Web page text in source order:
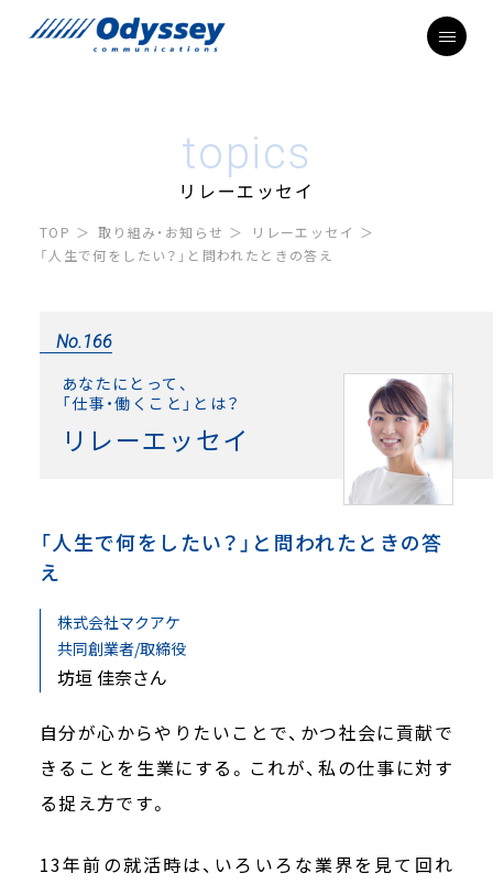
topics
リレーエッセイ
TOP 取り組み・お知らせ
リレーエッセイ
「人生で何をしたい？」と問われたときの答え
No.166
あなたにとって、
「仕事・働くこと」とは？
リレーエッセイ
「人生で何をしたい？」と問われたときの答
え
株式会社マクアケ
共同創業者/取締役
坊垣 佳奈さん
自分が心からやりたいことで、かつ社会に貢献で
きることを生業にする。これが、私の仕事に対す
る捉え方です。
13年前の就活時は、いろいろな業界を見て回れ